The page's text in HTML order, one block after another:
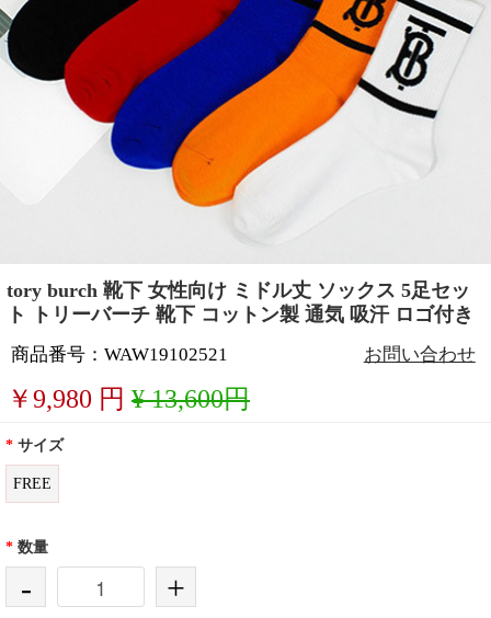
tory burch 靴下 女性向け ミドル丈 ソックス 5足セッ
ト トリーバーチ 靴下 コットン製 通気 吸汗 ロゴ付き
商品番号：WAW19102521 お問い合わせ
￥9,980 円 ¥ 13,600円
* サイズ
FREE
* 数量
- +